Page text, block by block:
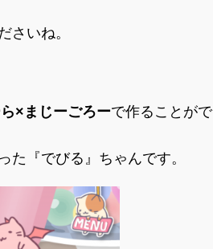
さいね。
×まじーごろーで作ることがで
た『でびる』ちゃんです。